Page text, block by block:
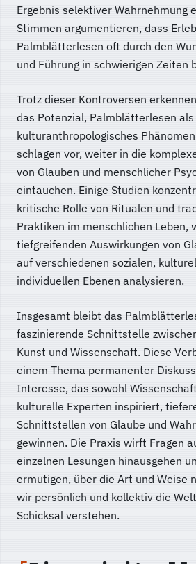
Ergebnis selektiver Wahrnehmung
Stimmen argumentieren, dass
Palmblätterlesen oft durch den
und Führung in schwierigen Zeiten
Trotz dieser Kontroversen
das Potenzial, Palmblätterlesen
kulturanthropologisches
schlagen vor, weiter in die
von Glauben und menschlicher
eintauchen. Einige Studien
kritische Rolle von Ritualen und
Praktiken im menschlichen Leben,
tiefgreifenden Auswirkungen von
auf verschiedenen sozialen,
individuellen Ebenen analysieren.
Insgesamt bleibt das
faszinierende Schnittstelle
Kunst und Wissenschaft. Diese
einem Thema permanenter
Interesse, das sowohl
kulturelle Experten inspiriert,
Schnittstellen von Glaube und
gewinnen. Die Praxis wirft Fragen
einzelnen Lesungen hinausgehen
ermutigen, über die Art und Weise
wir persönlich und kollektiv die
Schicksal verstehen.